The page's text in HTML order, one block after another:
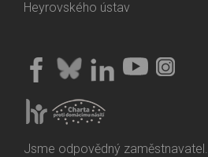
Heyrovského ústav
Jsme odpovědný zaměstnavatel.